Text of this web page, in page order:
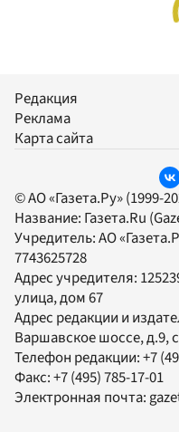
Редакция
Реклама
Карта сайта
© АО «Газета.Ру» (1999-
Название: Газета.Ru
Учредитель:АО
7743625728
Адрес учредителя:
улица, дом 67
Адрес редакции и
Варшавское шоссе, д.9,
Телефон редакции:+7
Факс:+7 (495) 785-17-01
Электронная почта: